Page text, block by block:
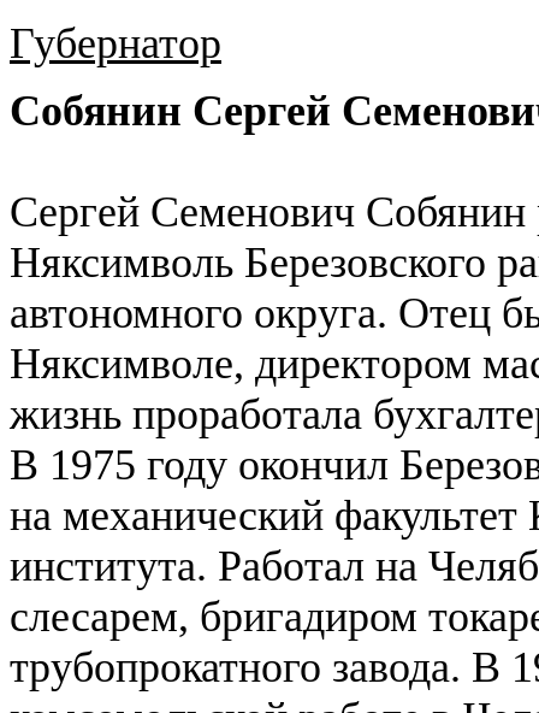
Губернатор
Собянин Сергей
Сергей Семенович Собянин
Няксимволь Березовского
автономного округа. Отец
Няксимволе, директором
жизнь проработала
В 1975 году окончил
на механический факультет
института. Работал на
слесарем, бригадиром
трубопрокатного завода. В